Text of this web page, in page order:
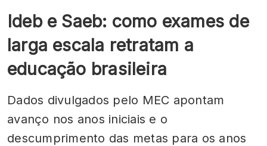
Ideb e Saeb: como exames de
larga escala retratam a
educação brasileira
Dados divulgados pelo MEC apontam
avanço nos anos iniciais e o
descumprimento das metas para os anos